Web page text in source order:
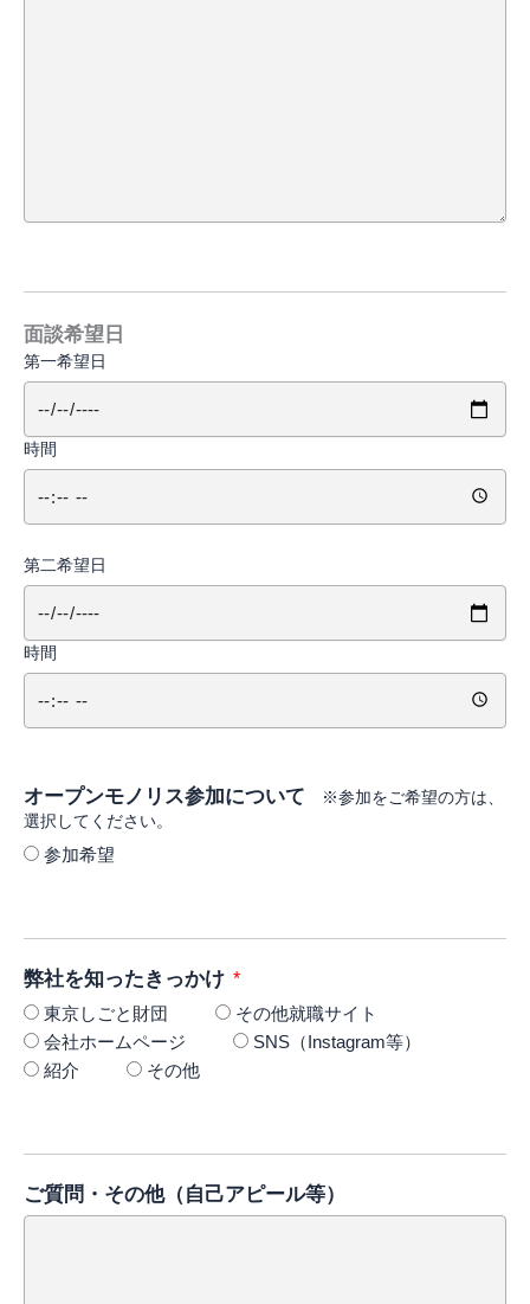
面談希望日
第一希望日
時間
第二希望日
時間
オープンモノリス参加について ※参加をご希望の方は、
選択してください。
参加希望
弊社を知ったきっかけ
東京しごと財団
その他就職サイト
会社ホームページ
SNS（Instagram等）
紹介
その他
ご質問・その他（自己アピール等）